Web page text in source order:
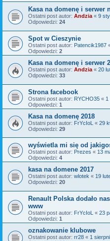
Kasa na domenę i serwer
Ostatni post autor: Andzia« 9
Odpowiedzi: 24
Spot w Cieszynie
Ostatni post autor: Patencik1987
Odpowiedzi: 2
Kasa na domenę i serwer
Ostatni post autor: Andzia « 20
Odpowiedzi: 33
Strona facebook
Ostatni post autor: RYCHO35 « 1
Odpowiedzi: 1
Kasa na domenę 2018
Ostatni post autor: FrYcIoL « 29
Odpowiedzi: 29
wyświetla mi się od
Ostatni post autor: Prezes « 13
Odpowiedzi: 4
kasa na domene 2017
Ostatni post autor: wlotek « 19
Odpowiedzi: 20
Renault Polska dodało
www
Ostatni post autor: FrYcIoL « 23
Odpowiedzi: 1
oznakowanie klubowe
Ostatni post autor: rr28 « 1